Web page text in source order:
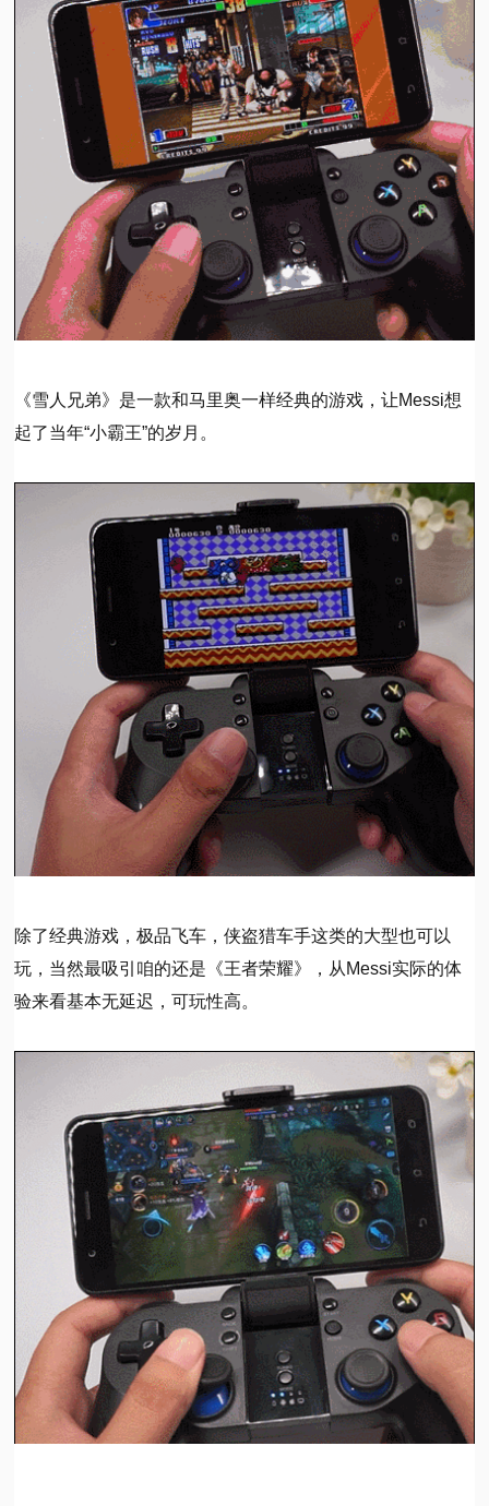
《雪人兄弟》是一款和马里奥一样经典的游戏，让Messi想
起了当年“小霸王”的岁月。
除了经典游戏，极品飞车，侠盗猎车手这类的大型也可以
玩，当然最吸引咱的还是《王者荣耀》，从Messi实际的体
验来看基本无延迟，可玩性高。